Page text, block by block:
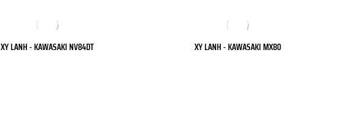
XY LANH - KAWASAKI NV84DT XY LANH - KAWASAKI MX80